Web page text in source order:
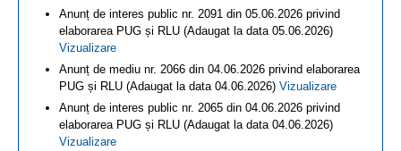
Anunț de interes public nr. 2091 din 05.06.2026 privind
elaborarea PUG și RLU (Adaugat la data 05.06.2026)
Vizualizare
Anunț de mediu nr. 2066 din 04.06.2026 privind elaborarea
PUG și RLU (Adaugat la data 04.06.2026) Vizualizare
Anunț de interes public nr. 2065 din 04.06.2026 privind
elaborarea PUG și RLU (Adaugat la data 04.06.2026)
Vizualizare